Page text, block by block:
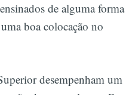
de alguma forma
boa colocação no
desempenham um